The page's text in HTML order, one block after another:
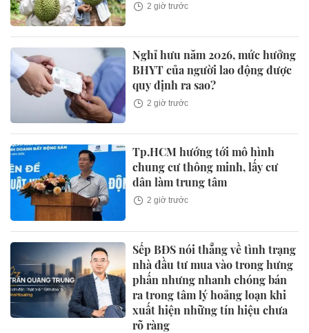
2 giờ trước
Nghỉ hưu năm 2026, mức hưởng
BHYT của người lao động được
quy định ra sao?
2 giờ trước
Tp.HCM hướng tới mô hình
chung cư thông minh, lấy cư
dân làm trung tâm
2 giờ trước
Sếp BĐS nói thẳng về tình trạng
nhà đầu tư mua vào trong hưng
phấn nhưng nhanh chóng bán
ra trong tâm lý hoảng loạn khi
xuất hiện những tín hiệu chưa
rõ ràng